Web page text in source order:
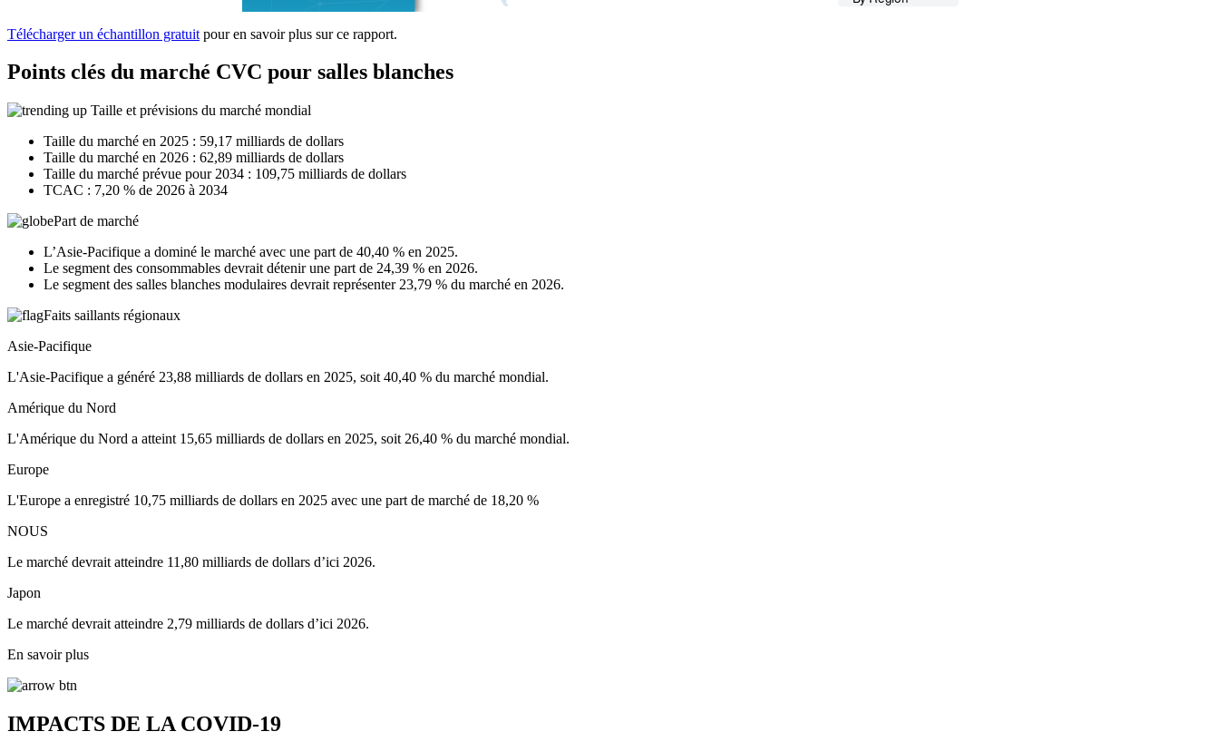
Télécharger un échantillon gratuit pour en savoir plus sur ce rapport.
Points clés du marché CVC pour salles blanches
Taille et prévisions du marché mondial
Taille du marché en 2025 : 59,17 milliards de dollars
Taille du marché en 2026 : 62,89 milliards de dollars
Taille du marché prévue pour 2034 : 109,75 milliards de dollars
TCAC : 7,20 % de 2026 à 2034
Part de marché
L’Asie-Pacifique a dominé le marché avec une part de 40,40 % en 2025.
Le segment des consommables devrait détenir une part de 24,39 % en 2026.
Le segment des salles blanches modulaires devrait représenter 23,79 % du marché en 2026.
Faits saillants régionaux
Asie-Pacifique
L'Asie-Pacifique a généré 23,88 milliards de dollars en 2025, soit 40,40 % du marché mondial.
Amérique du Nord
L'Amérique du Nord a atteint 15,65 milliards de dollars en 2025, soit 26,40 % du marché mondial.
Europe
L'Europe a enregistré 10,75 milliards de dollars en 2025 avec une part de marché de 18,20 %
NOUS
Le marché devrait atteindre 11,80 milliards de dollars d’ici 2026.
Japon
Le marché devrait atteindre 2,79 milliards de dollars d’ici 2026.
En savoir plus
IMPACTS DE LA COVID-19